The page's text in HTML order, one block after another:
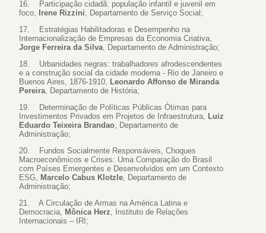
16. Participação cidadã: população infantil e juvenil em
foco,
Irene Rizzini , Departamento de Serviço Social;
17. Estratégias Habilitadoras e Desempenho na
Internacionalização de Empresas da Economia Criativa,
Jorge Ferreira da Silva , Departamento de Administração;
18. Urbanidades negras: trabalhadores afrodescendentes
e a construção social da cidade moderna - Rio de Janeiro e
Buenos Aires, 1876-1910,
Leonardo Affonso de Miranda
Pereira , Departamento de História;
19. Determinação de Políticas Públicas Ótimas para
Investimentos Privados em Projetos de Infraestrutura,
Luiz
Eduardo Teixeira Brandao , Departamento de
Administração;
20. Fundos Socialmente Responsáveis, Choques
Macroeconômicos e Crises: Uma Comparação do Brasil
com Países Emergentes e Desenvolvidos em um Contexto
ESG,
Marcelo Cabus Klotzle , Departamento de
Administração;
21. A Circulação de Armas na América Latina e
Democracia,
Mônica Herz , Instituto de Relações
Internacionais – IRI;